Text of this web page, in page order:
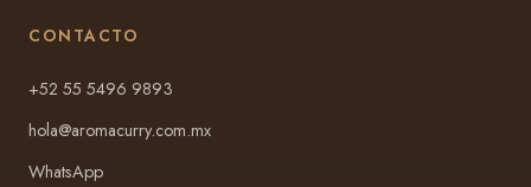
CONTACTO
+52 55 5496 9893
hola@aromacurry.com.mx
WhatsApp